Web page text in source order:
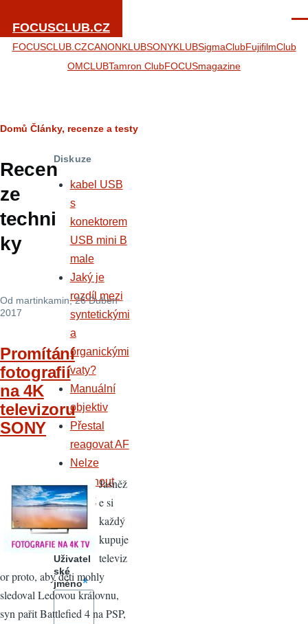
FOCUSCLUB.CZ
FOCUSCLUB.CZCANONKLUBSONYKLUBSigmaClubFujifilmClub
OMCLUBTamron ClubFOCUSmagazine
Drobečková
navigace
Domů Články, recenze a testy
Recen
ze
techni
ky
Od martinkamin, 26 Duben
2017
Promítání
fotografií
na 4K
televizoru
SONY
Jasněž
e si
každý
kupuje
televiz
or proto, aby děti mohly
sledoval Ledovou královnu,
syn pařit Battlefied 4 na PSP,
Diskuze
kabel USB
s
konektorem
USB mini B
male
Jaký je
rozdíl mezi
syntetickými
a
organickými
vaty?
Manuální
objektiv
Přestal
reagovat AF
Nelze
vysunout
blesk
Přihláše
ní
Uživatel
ské
jméno